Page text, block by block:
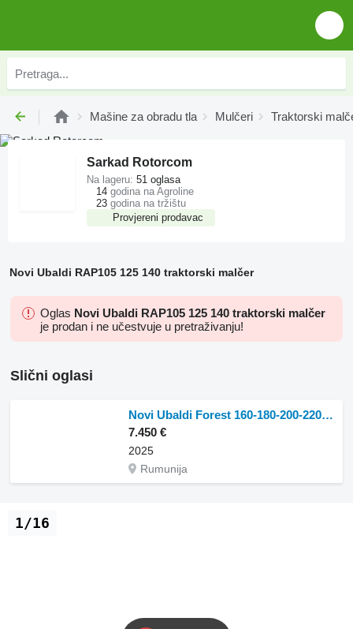
Mašine za obradu tla Mulčeri Traktorski
Sarkad Rotorcom
Provjereni prodavac
Na lageru: 51 oglasa
14 godina na Agroline
23 godina na tržištu
Novi Ubaldi RAP105 125 140 traktorski malčer
Oglas Novi Ubaldi RAP105 125 140 traktorski malčer
je prodan i ne učestvuje u pretraživanju!
Slični oglasi
Novi Ubaldi Forest 160-180-200-220-250cm
7.450 €
2025
Rumunija
1/16